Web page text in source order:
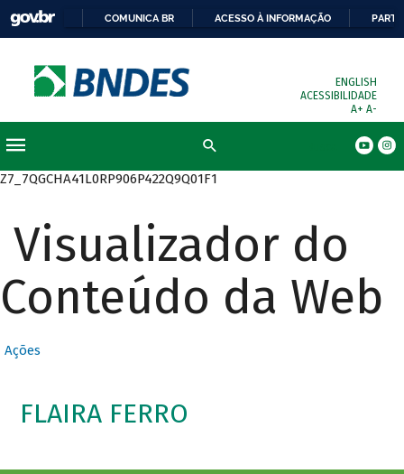
COMUNICA BR ACESSO À INFORMAÇÃO
ENGLISH
ACESSIBILIDADE
A+ A-
Z7_7QGCHA41L0RP906P422Q9Q01F1
Visualizador do
Conteúdo da Web
Ações
FLAIRA FERRO